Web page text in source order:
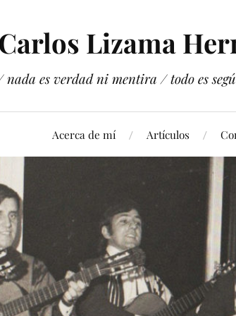
Lizama
es verdad ni mentira / todo es
Acerca de mí Artículos